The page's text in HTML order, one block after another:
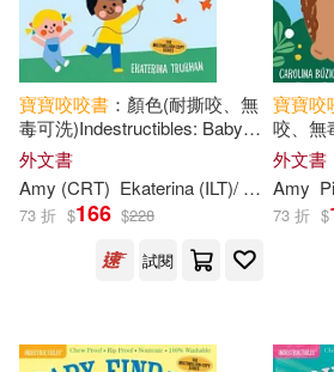
Amy (CRT)(3)
Ekaterina (ILT)/ Pixton(3)
Kragulj(3) Maddie (ILT)(3)
Trukhan(3) Vanya(3)
Usborne Publishing Ltd(3)
Little Tiger Press(1)
Penguin Group UK(1)
山東教育出版社(1)
長鴻出版社(1)
寶寶咬咬書 ：顏色(耐撕咬、無
毒可洗)Indestructibles: Baby,
See the Colors!: Chew Proof ·
Rip Proof · Nontoxic · 100%
Washable (Book for
外文書
Amy (CRT) Ekaterina (ILT)/ Pixton
73 折 $166 $228
試閱
寶寶咬
咬、無
Big
外文書
Amy
73 折 $